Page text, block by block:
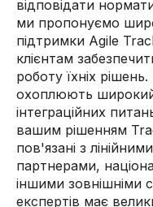
відповідати
ми пропонуємо
підтримки Agile
клієнтам
роботу їхніх
охоплюють
інтеграційних
вашим рішенням
пов'язані з
партнерами,
іншими
експертів має